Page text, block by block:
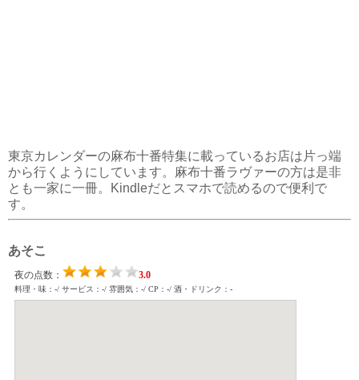
東京カレンダーの麻布十番特集に載っているお店は片っ端
から行くようにしています。麻布十番ラヴァーの方は是非
とも一家に一冊。Kindleだとスマホで読めるので便利で
す。
あそこ